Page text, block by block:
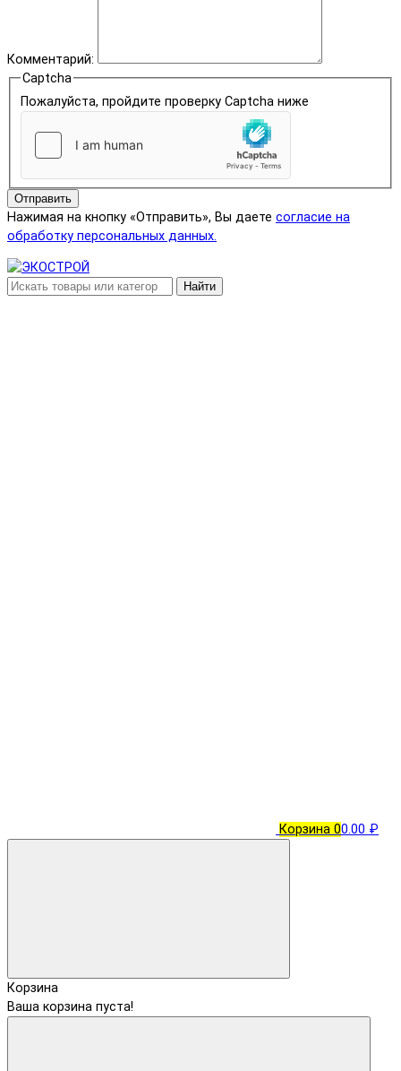
Комментарий:
Captcha
Пожалуйста, пройдите проверку Captcha ниже
Отправить
Нажимая на кнопку «Отправить», Вы даете согласие на
обработку персональных данных.
Найти
Корзина 00.00 ₽
Корзина
Ваша корзина пуста!